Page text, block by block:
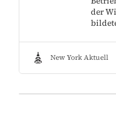
der
New York Aktuell